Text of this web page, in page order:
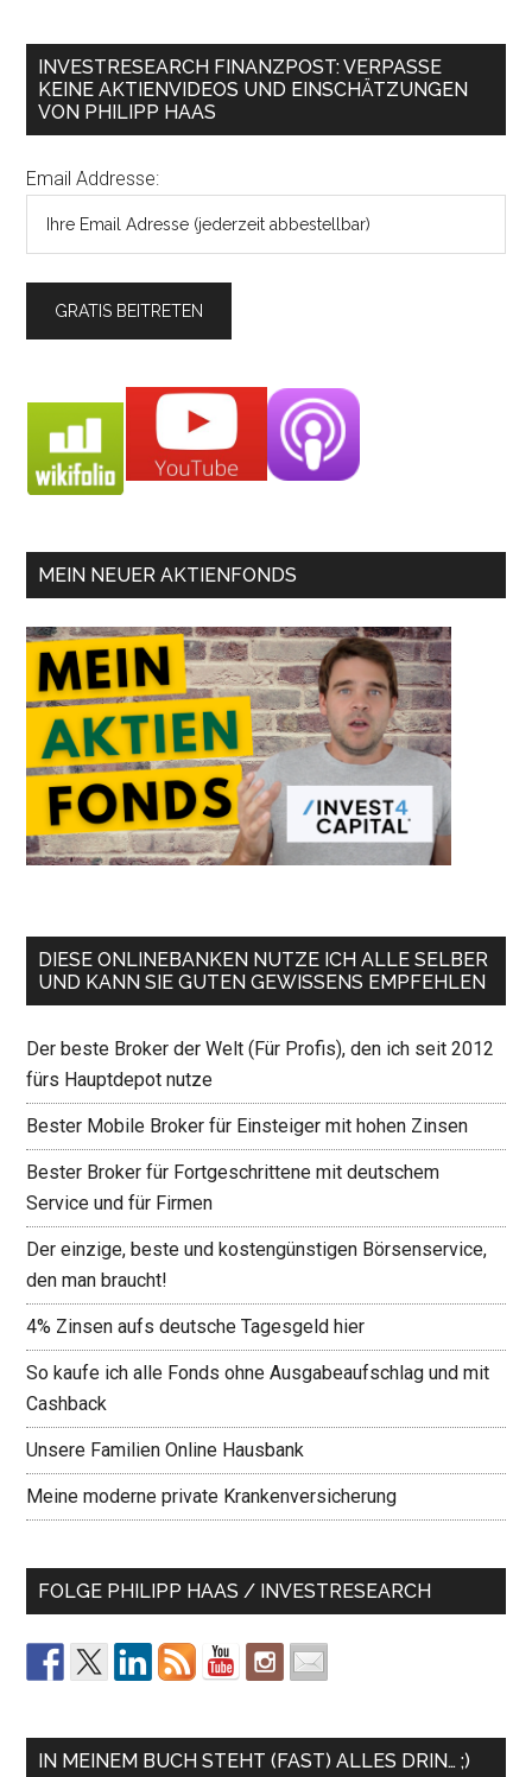
INVESTRESEARCH FINANZPOST: VERPASSE
KEINE AKTIENVIDEOS UND EINSCHÄTZUNGEN
VON PHILIPP HAAS
Email Addresse:
MEIN NEUER AKTIENFONDS
DIESE ONLINEBANKEN NUTZE ICH ALLE SELBER
UND KANN SIE GUTEN GEWISSENS EMPFEHLEN
Der beste Broker der Welt (Für Profis), den ich seit 2012
fürs Hauptdepot nutze
Bester Mobile Broker für Einsteiger mit hohen Zinsen
Bester Broker für Fortgeschrittene mit deutschem
Service und für Firmen
Der einzige, beste und kostengünstigen Börsenservice,
den man braucht!
4% Zinsen aufs deutsche Tagesgeld hier
So kaufe ich alle Fonds ohne Ausgabeaufschlag und mit
Cashback
Unsere Familien Online Hausbank
Meine moderne private Krankenversicherung
FOLGE PHILIPP HAAS / INVESTRESEARCH
IN MEINEM BUCH STEHT (FAST) ALLES DRIN… ;)